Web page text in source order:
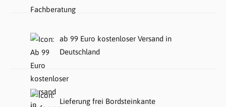
ab 99 Euro kostenloser Versand in
Deutschland
Lieferung frei Bordsteinkante